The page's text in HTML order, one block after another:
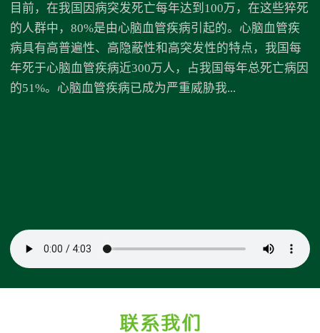
目前，在我国因病突发死亡每年达到100万，在这些猝死
的人群中，80%是由心脑血管疾病引起的。心脑血管疾
病具有高普遍性、高隐蔽性和高突发性的特点，我国每
年死于心脑血管疾病近300万人，占我国每年总死亡病因
的51%。心脑血管疾病已成为严重威胁我...